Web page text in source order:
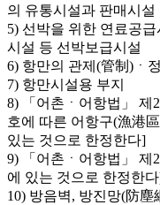
의 유통시설과 판매시설
5) 선박을 위한 연료공
시설 등 선박보급시설
6) 항만의 관제(管制)ㆍ
7) 항만시설용 부지
8) 「어촌ㆍ어항법」 제
호에 따른 어항구(漁港
있는 것으로 한정한다]
9) 「어촌ㆍ어항법」 제
에 있는 것으로 한정한
10) 방음벽, 방진망(防